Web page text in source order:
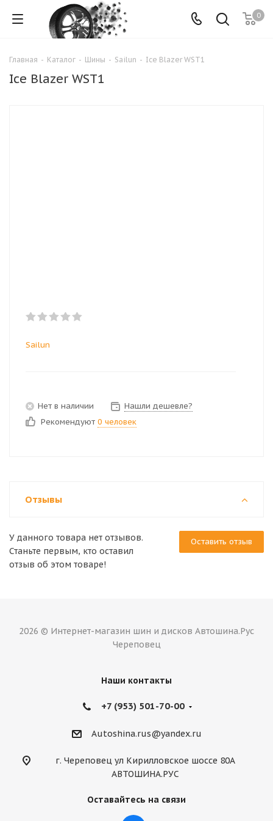
0
Главная - Каталог - Шины - Sailun - Ice Blazer WST1
Ice Blazer WST1
Sailun
Нет в наличии
Нашли дешевле?
Рекомендуют 0 человек
Отзывы
Оставить отзыв
У данного товара нет отзывов.
Станьте первым, кто оставил
отзыв об этом товаре!
2026 © Интернет-магазин шин и дисков Автошина.Рус
Череповец
Наши контакты
+7 (953) 501-70-00
Autoshina.rus@yandex.ru
г. Череповец ул Кирилловское шоссе 80А
АВТОШИНА.РУС
Оставайтесь на связи